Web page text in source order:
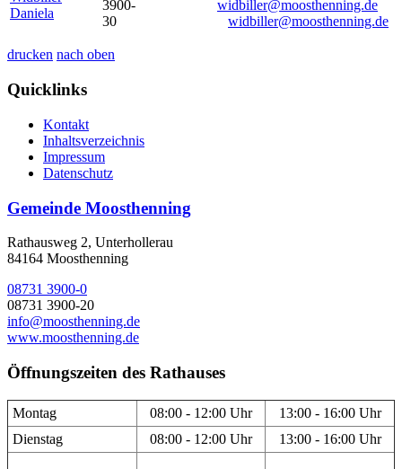
Daniela
3900-
30
widbiller@moosthenning.de
drucken nach oben
Quicklinks
Kontakt
Inhaltsverzeichnis
Impressum
Datenschutz
Gemeinde Moosthenning
Rathausweg 2, Unterhollerau
84164 Moosthenning
08731 3900-0
08731 3900-20
info@moosthenning.de
www.moosthenning.de
Öffnungszeiten des Rathauses
Montag 08:00 - 12:00 Uhr
13:00 - 16:00 Uhr
Dienstag
08:00 - 12:00 Uhr 13:00 - 16:00 Uhr